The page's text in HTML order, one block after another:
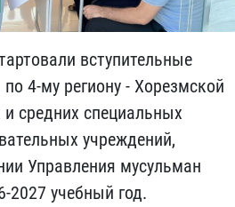
вступительные
4-му региону - Хорезмской
средних специальных
учреждений,
Управления мусульман
2027 учебный год.